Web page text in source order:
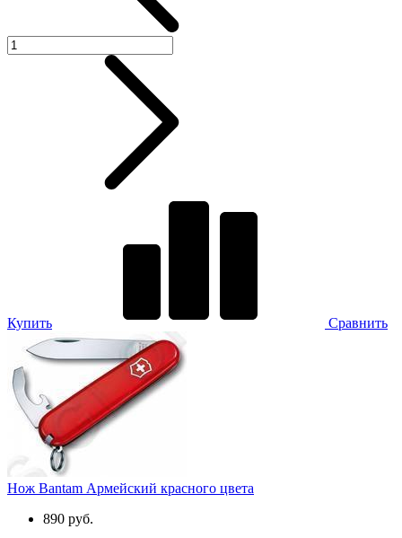
Купить Сравнить
Нож Bantam Армейский красного цвета
890 руб.